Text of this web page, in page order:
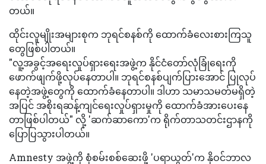
တယ်။
ထိုင်းလူမျိုးအများစုက ဘုရင်စနစ်ကို ထောက်ခံလေးစားကြသူ
တွေဖြစ်ပါတယ်။
"လူ့အခွင့်အရေးလှုပ်ရှားရေးအဖွဲ့က နိုင်ငံတော်လုံခြုံရေးကို
ဖောက်ဖျက်ဖို့လုပ်နေတာပါ။ ဘုရင်စနစ်ပျက်ပြားအောင် ပြုလုပ်
နေတဲ့အဖွဲ့တွေကို ထောက်ခံနေတာပါ။ ဒါဟာ သမာသမတ်မရှိတဲ့
အပြင် အစိုးရဆန့်ကျင်ရေးလှုပ်ရှားမှုကို ထောက်ခံအားပေးနေ
တာဖြစ်ပါတယ်" လို့ 'ဆက်ဆာကော'က ရိုက်တာသတင်းဌာနကို
ပြောပြသွားပါတယ်။
Amnesty အဖွဲ့ကို စုံစမ်းစစ်ဆေးဖို့ 'ပရာယွတ်'က နိုဝင်ဘာလ